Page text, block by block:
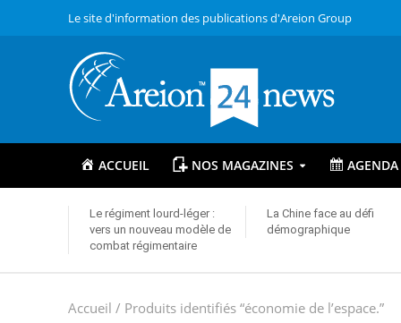
Le site d'information des publications d'Areion Group
ACCUEIL NOS MAGAZINES AGENDA
Le régiment lourd-léger :
vers un nouveau modèle de
combat régimentaire
La Chine face au défi
démographique
Accueil / Produits identifiés “économie de l’espace.”